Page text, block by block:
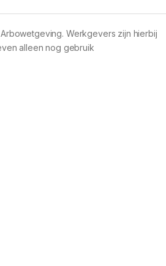
Werkgevers zijn hierbij
alleen nog gebruik